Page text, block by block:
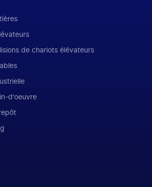
de chariots élévateurs
d'oeuvre